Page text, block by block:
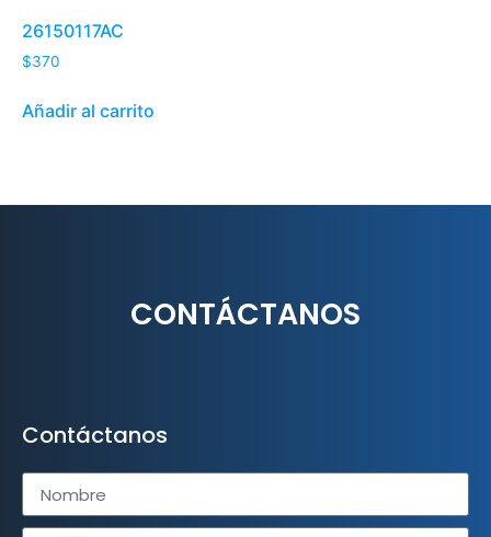
26150117AC
$370
Añadir al carrito
CONTÁCTANOS
Contáctanos